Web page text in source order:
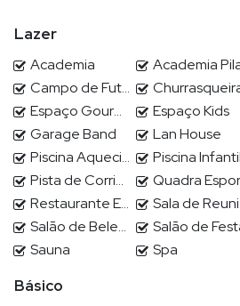
espaço de estética, saunas,
cinemas, lan house com
geração.
POR QUE ESCOLHER DEMIAN?
Demian Scussel Malburg, Corretor e
alto padrão, lhe proporcionará
compra, venda, permuta ou locação
Lazer
Academia Academia
Campo de Futebol
Espaço Gourmet
Espaço Kids
Garage Band
Lan House
Piscina Aquecida
Piscina Infantil
Pista de Corrida
Quadra Esportiva
Restaurante Exclusivo
Sala de Reuniões / Estudo
Salão de Beleza
Salão de
Sauna
Spa
Básico